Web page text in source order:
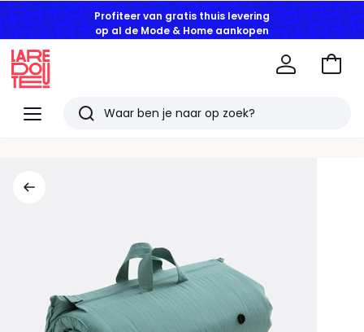
Profiteer van gratis thuis levering
op al de Mode & Home aankopen
Menu
Redoute
Zoeken
Naar